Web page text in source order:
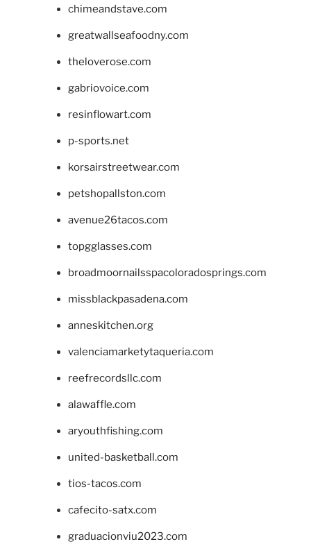
chimeandstave.com
greatwallseafoodny.com
theloverose.com
gabriovoice.com
resinflowart.com
p-sports.net
korsairstreetwear.com
petshopallston.com
avenue26tacos.com
topgglasses.com
broadmoornailsspacoloradosprings.com
missblackpasadena.com
anneskitchen.org
valenciamarketytaqueria.com
reefrecordsllc.com
alawaffle.com
aryouthfishing.com
united-basketball.com
tios-tacos.com
cafecito-satx.com
graduacionviu2023.com